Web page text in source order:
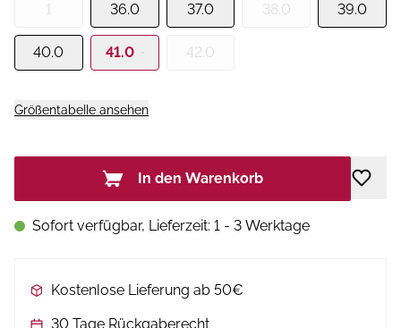
1 36.0 37.0 38.0 39.0
40.0 41.0 42.0
Größentabelle ansehen
In den Warenkorb
Sofort verfügbar, Lieferzeit: 1 - 3 Werktage
Kostenlose Lieferung ab 50€
30 Tage Rückgaberecht